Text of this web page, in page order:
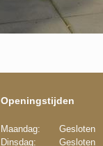
Openingstijden
Maandag:
Gesloten
Dinsdag:
Gesloten